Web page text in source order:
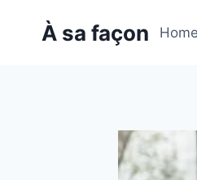
À sa façon Home